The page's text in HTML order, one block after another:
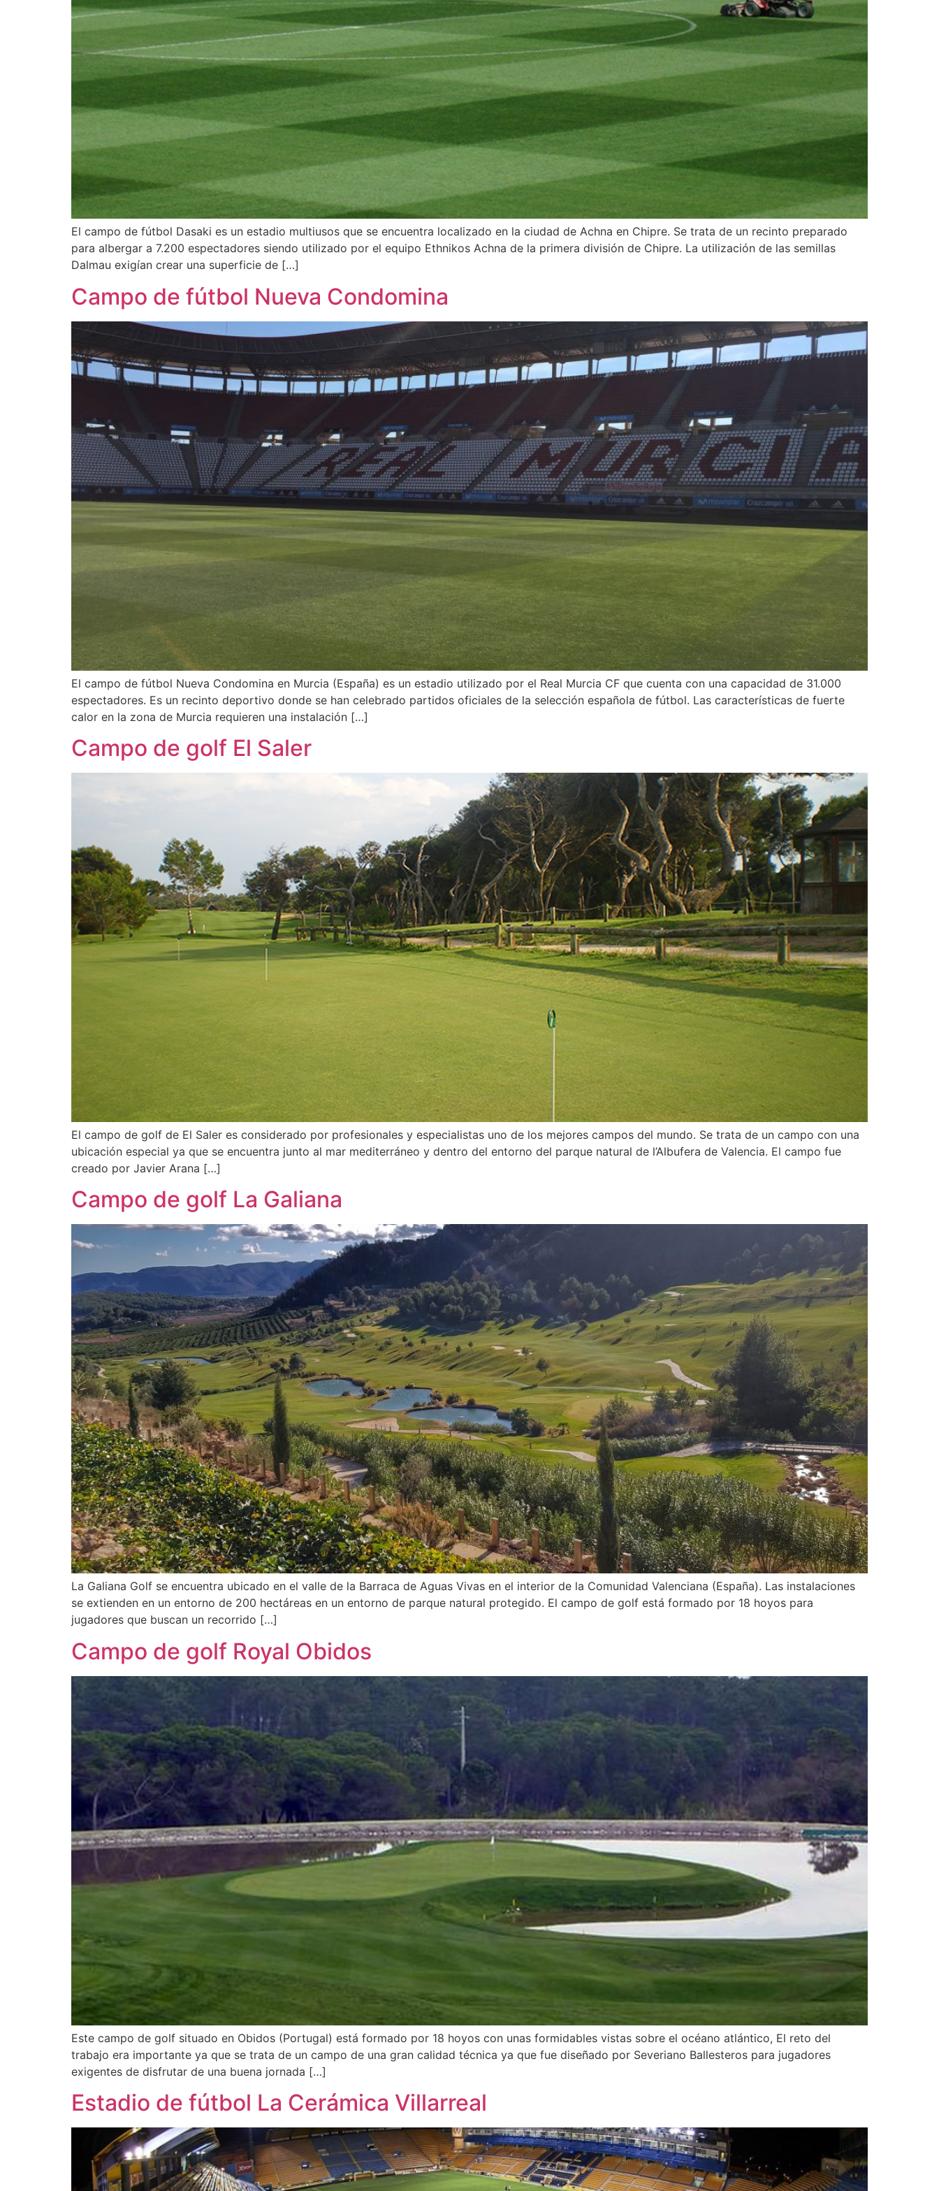
El campo de fútbol Dasaki es un estadio multiusos que se encuentra localizado en la ciudad de Achna en Chipre. Se trata de un recinto preparado
para albergar a 7.200 espectadores siendo utilizado por el equipo Ethnikos Achna de la primera división de Chipre. La utilización de las semillas
Dalmau exigían crear una superficie de […]
Campo de fútbol Nueva Condomina
El campo de fútbol Nueva Condomina en Murcia (España) es un estadio utilizado por el Real Murcia CF que cuenta con una capacidad de 31.000
espectadores. Es un recinto deportivo donde se han celebrado partidos oficiales de la selección española de fútbol. Las características de fuerte
calor en la zona de Murcia requieren una instalación […]
Campo de golf El Saler
El campo de golf de El Saler es considerado por profesionales y especialistas uno de los mejores campos del mundo. Se trata de un campo con una
ubicación especial ya que se encuentra junto al mar mediterráneo y dentro del entorno del parque natural de l’Albufera de Valencia. El campo fue
creado por Javier Arana […]
Campo de golf La Galiana
La Galiana Golf se encuentra ubicado en el valle de la Barraca de Aguas Vivas en el interior de la Comunidad Valenciana (España). Las instalaciones
se extienden en un entorno de 200 hectáreas en un entorno de parque natural protegido. El campo de golf está formado por 18 hoyos para
jugadores que buscan un recorrido […]
Campo de golf Royal Obidos
Este campo de golf situado en Obidos (Portugal) está formado por 18 hoyos con unas formidables vistas sobre el océano atlántico, El reto del
trabajo era importante ya que se trata de un campo de una gran calidad técnica ya que fue diseñado por Severiano Ballesteros para jugadores
exigentes de disfrutar de una buena jornada […]
Estadio de fútbol La Cerámica Villarreal